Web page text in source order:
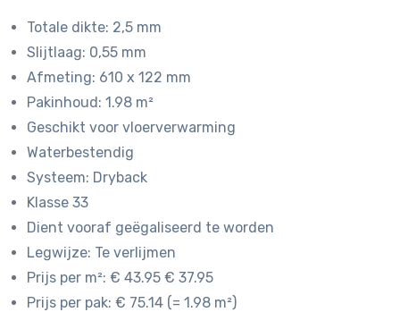
€ 43,95.€ 37,95.
Totale dikte: 2,5 mm
Slijtlaag: 0,55 mm
Afmeting: 610 x 122 mm
Pakinhoud: 1.98 m²
Geschikt voor vloerverwarming
Waterbestendig
Systeem: Dryback
Klasse 33
Dient vooraf geëgaliseerd te worden
Legwijze: Te verlijmen
Prijs per m²: € 43.95 € 37.95
Prijs per pak: € 75.14 (= 1.98 m²)